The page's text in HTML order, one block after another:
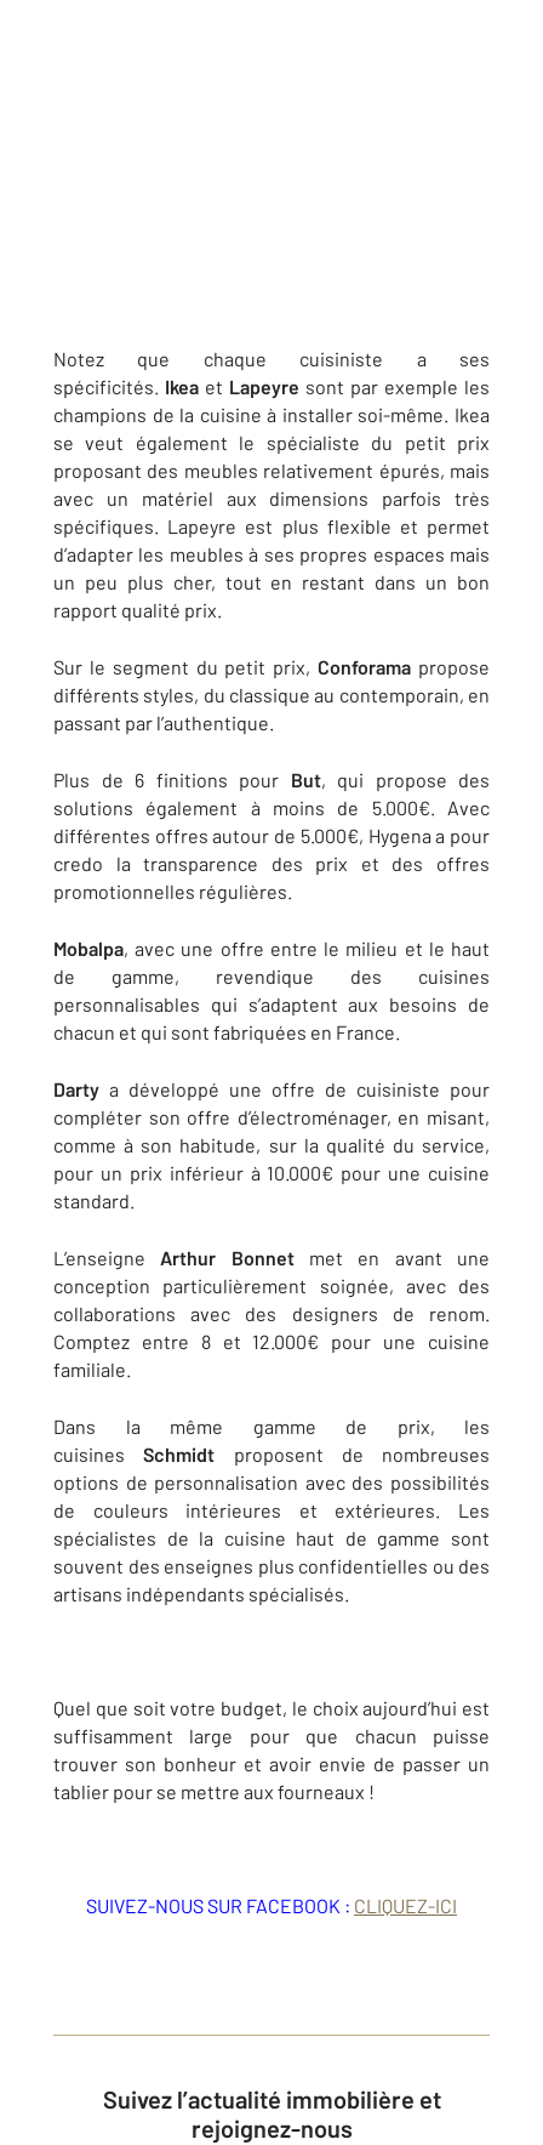
Notez que chaque cuisiniste a ses
spécificités. Ikea et Lapeyre sont par exemple les
champions de la cuisine à installer soi-même. Ikea
se veut également le spécialiste du petit prix
proposant des meubles relativement épurés, mais
avec un matériel aux dimensions parfois très
spécifiques. Lapeyre est plus flexible et permet
d’adapter les meubles à ses propres espaces mais
un peu plus cher, tout en restant dans un bon
rapport qualité prix.
Sur le segment du petit prix,Conforama propose
différents styles, du classique au contemporain, en
passant par l’authentique.
Plus de 6 finitions pour But, qui propose des
solutions également à moins de 5.000€. Avec
différentes offres autour de 5.000€, Hygena a pour
credo la transparence des prix et des offres
promotionnelles régulières.
Mobalpa, avec une offre entre le milieu et le haut
de gamme, revendique des cuisines
personnalisables qui s’adaptent aux besoins de
chacun et qui sont fabriquées en France.
Darty a développé une offre de cuisiniste pour
compléter son offre d’électroménager, en misant,
comme à son habitude, sur la qualité du service,
pour un prix inférieur à 10.000€ pour une cuisine
standard.
L’enseigne Arthur Bonnetmet en avant une
conception particulièrement soignée, avec des
collaborations avec des designers de renom.
Comptez entre 8 et 12.000€ pour une cuisine
familiale.
Dans la même gamme de prix, les
cuisinesSchmidt proposent de nombreuses
options de personnalisation avec des possibilités
de couleurs intérieures et extérieures. Les
spécialistes de la cuisine haut de gamme sont
souvent des enseignes plus confidentielles ou des
artisans indépendants spécialisés.
Quel que soit votre budget, le choix aujourd’hui est
suffisamment large pour que chacun puisse
trouver son bonheur et avoir envie de passer un
tablier pour se mettre aux fourneaux !
SUIVEZ-NOUS SUR FACEBOOK : CLIQUEZ-ICI
Suivez l’actualité immobilière et
rejoignez-nous